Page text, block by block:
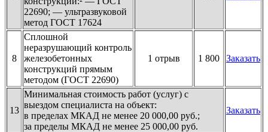
22690; — ультразвуковой
метод ГОСТ 17624
8
Сплошной
неразрушающий контроль
железобетонных
конструкций прямым
методом (ГОСТ 22690)
1 отрыв 1 800 Заказать
13
Минимальная стоимость работ (услуг) с
выездом специалиста на объект:
в пределах МКАД не менее 20 000,00 руб.;
за пределы МКАД не менее 25 000,00 руб.
Заказать